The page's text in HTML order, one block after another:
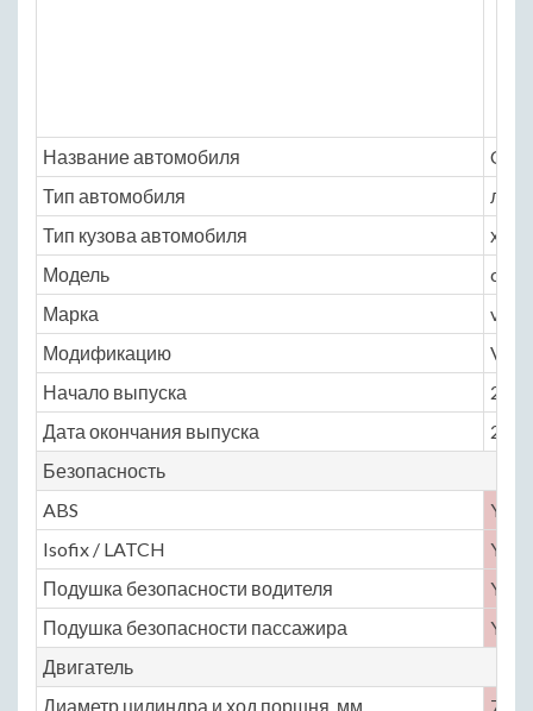
Название автомобиля
Тип автомобиля
Тип кузова автомобиля
Модель
Марка
very
Модификацию
Начало выпуска
2011
Дата окончания выпуска
2016
Безопасность
ABS
Yes
Isofix / LATCH
Yes
Подушка безопасности водителя
Yes
Подушка безопасности пассажира
Yes
Двигатель
Диаметр цилиндра и ход поршня, мм
77.4